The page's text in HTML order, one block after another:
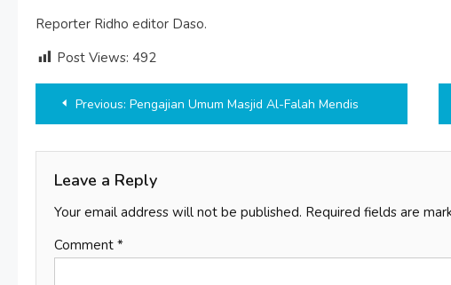
Reporter Ridho editor Daso.
Post Views: 492
Post
navigation
Previous: Pengajian Umum Masjid Al-Falah Mendis
Leave a Reply
Your email address will not be published. Required fields are
Comment *